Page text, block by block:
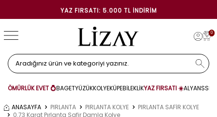
YAZ FIRSATI: 5.000 TL İNDIRIM
0
ÖMÜRLÜK EVET 💍BAGETYÜZÜKKOLYEKÜPEBİLEKLİKYAZ FIRSATI ☀️ALYANS
ANASAYFA PIRLANTA PIRLANTA KOLYE
PIRLANTA SAFİR KOLYE
0.73 Karat Pırlanta Safir Damla Kolye